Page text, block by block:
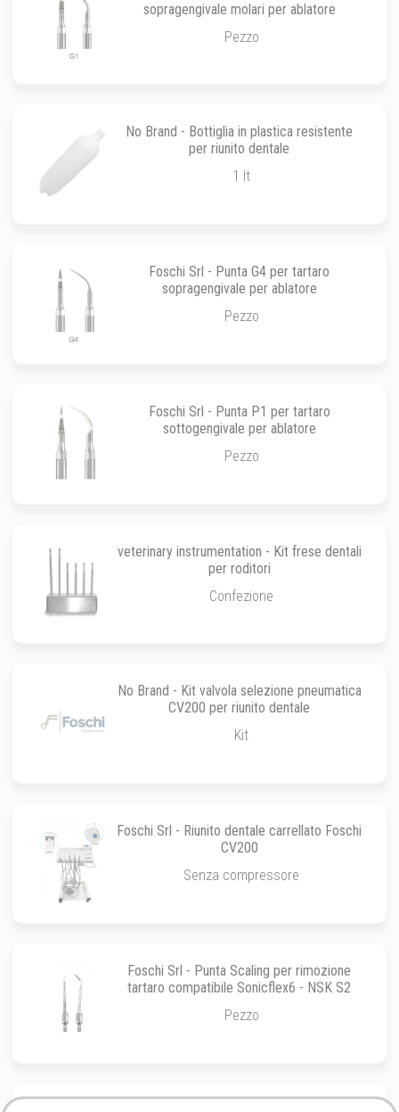
sopragengivale molari per ablatore
Pezzo
No Brand - Bottiglia in plastica resistente
per riunito dentale
1 lt
Foschi Srl - Punta G4 per tartaro
sopragengivale per ablatore
Pezzo
Foschi Srl - Punta P1 per tartaro
sottogengivale per ablatore
Pezzo
veterinary instrumentation - Kit frese dentali
per roditori
Confezione
No Brand - Kit valvola selezione pneumatica
CV200 per riunito dentale
Kit
Foschi Srl - Riunito dentale carrellato Foschi
CV200
Senza compressore
Foschi Srl - Punta Scaling per rimozione
tartaro compatibile Sonicflex6 - NSK S2
Pezzo